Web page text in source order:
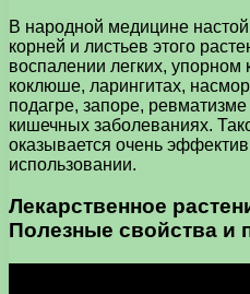
В народной медицине
корней и листьев этого
воспалении легких, упорном
коклюше, ларингитах,
подагре, запоре,
кишечных заболеваниях.
оказывается очень
использовании.
Лекарственное
Полезные свойства и